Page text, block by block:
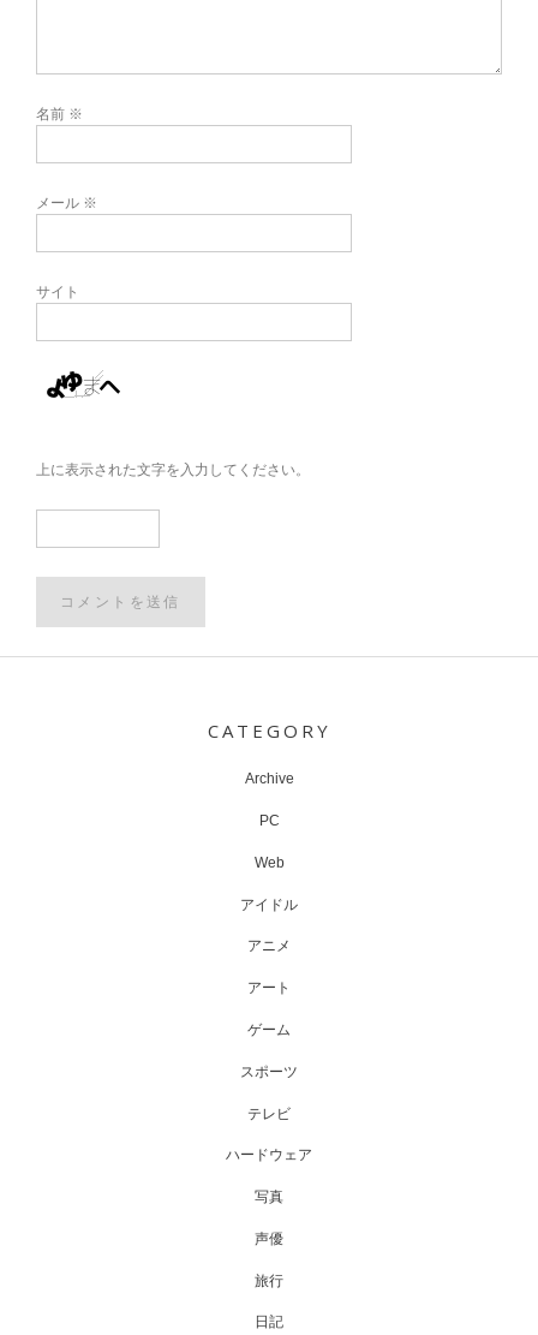
名前 ※
メール ※
サイト
上に表示された文字を入力してください。
CATEGORY
Archive
PC
Web
アイドル
アニメ
アート
ゲーム
スポーツ
テレビ
ハードウェア
写真
声優
旅行
日記